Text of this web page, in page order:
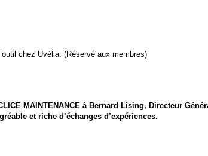
chez Uvélia. (Réservé aux membres)
MAINTENANCE à Bernard Lising, Directeur
et riche d’échanges d’expériences.